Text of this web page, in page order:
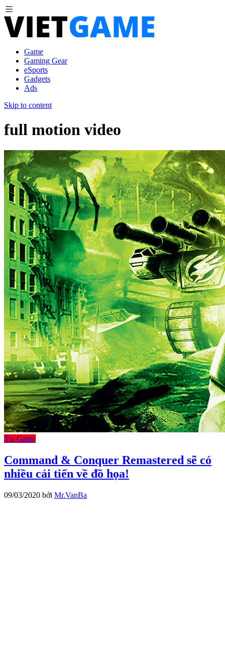
Game
Gaming Gear
eSports
Gadgets
Ads
Skip to content
full motion video
Tin Game
Command & Conquer Remastered sẽ có
nhiều cải tiến về đồ họa!
09/03/2020 bởi Mr.VanBa